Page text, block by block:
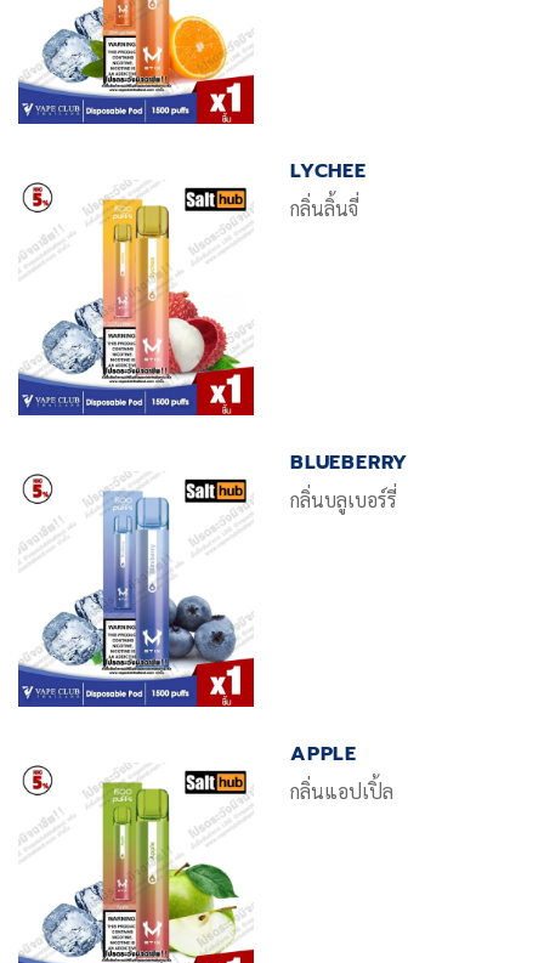
LYCHEE
กลิ่นลิ้นจี่
BLUEBERRY
กลิ่นบลูเบอร์รี่
APPLE
กลิ่นแอปเปิ้ล